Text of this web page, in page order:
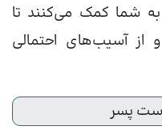
شما کمک می‌کنند تا
از آسیب‌های احتمالی